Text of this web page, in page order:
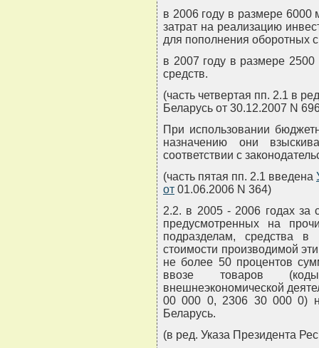
в 2006 году в размере 6000
затрат на реализацию
для пополнения оборотных
в 2007 году в размере
средств.
(часть четвертая пп. 2.1 в
Беларусь от 30.12.2007 N
При использовании
назначению они
соответствии с
(часть пятая пп. 2.1 введена
от 01.06.2006 N 364)
2.2. в 2005 - 2006 годах за
предусмотренных на
подразделам, средства
стоимости производимой
не более 50 процентов
ввозе товаров
внешнеэкономической
00 000 0, 2306 30 000 0)
Беларусь.
(в ред. Указа Президента